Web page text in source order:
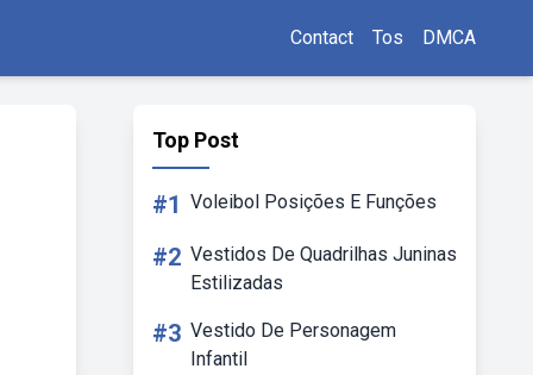
Contact Tos DMCA
Top Post
#1 Voleibol Posições E Funções
#2 Vestidos De Quadrilhas Juninas
Estilizadas
#3 Vestido De Personagem
Infantil